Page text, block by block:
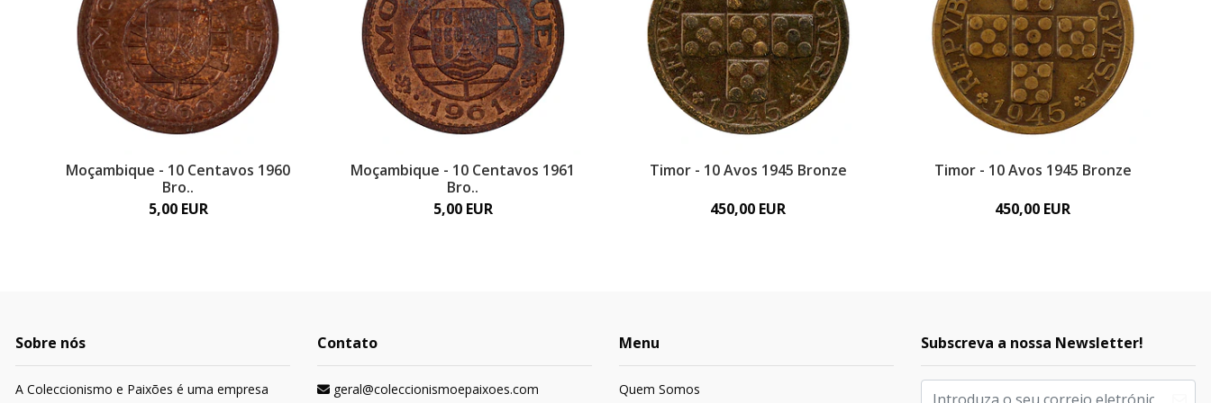
Moçambique - 10 Centavos 1960
Bro..
5,00 EUR
Moçambique - 10 Centavos 1961
Bro..
5,00 EUR
Timor - 10 Avos 1945 Bronze
450,00 EUR
Timor - 10 Avos 1945 Bronze
450,00 EUR
Sobre nós
A Coleccionismo e Paixões é uma empresa
Contato
geral@coleccionismoepaixoes.com
Menu
Quem Somos
Subscreva a nossa Newsletter!